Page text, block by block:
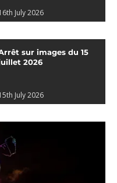
July 2026
sur images du 15
2026
July 2026